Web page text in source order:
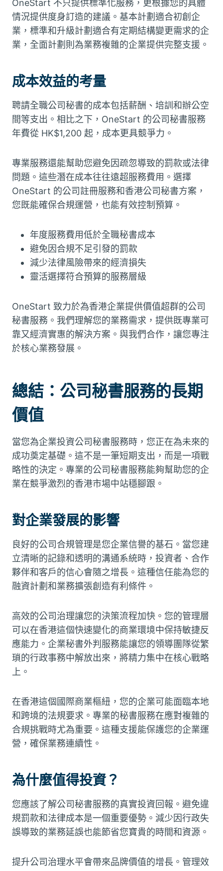
OneStart 不只提供標準化服務，更根據您的具體
情況提供度身訂造的建議。基本計劃適合初創企
業，標準和升級計劃適合有定期結構變更需求的企
業，全面計劃則為業務複雜的企業提供完整支援。
成本效益的考量
聘請全職公司秘書的成本包括薪酬、培訓和辦公空
間等支出。相比之下，OneStart 的公司秘書服務
年費從 HK$1,200 起，成本更具競爭力。
專業服務還能幫助您避免因疏忽導致的罰款或法律
問題。這些潛在成本往往遠超服務費用。選擇
OneStart 的公司註冊服務和香港公司秘書方案，
您既能確保合規運營，也能有效控制預算。
年度服務費用低於全職秘書成本
避免因合規不足引發的罰款
減少法律風險帶來的經濟損失
靈活選擇符合預算的服務層級
OneStart 致力於為香港企業提供價值超群的公司
秘書服務。我們理解您的業務需求，提供既專業可
靠又經濟實惠的解決方案。與我們合作，讓您專注
於核心業務發展。
總結：公司秘書服務的長期
價值
當您為企業投資公司秘書服務時，您正在為未來的
成功奠定基礎。這不是一筆短期支出，而是一項戰
略性的決定。專業的公司秘書服務能夠幫助您的企
業在競爭激烈的香港市場中站穩腳跟。
對企業發展的影響
良好的公司合規管理是您企業信譽的基石。當您建
立清晰的記錄和透明的溝通系統時，投資者、合作
夥伴和客戶的信心會隨之增長。這種信任能為您的
融資計劃和業務擴張創造有利條件。
高效的公司治理讓您的決策流程加快。您的管理層
可以在香港這個快速變化的商業環境中保持敏捷反
應能力。企業秘書外判服務能讓您的領導團隊從繁
瑣的行政事務中解放出來，將精力集中在核心戰略
上。
在香港這個國際商業樞紐，您的企業可能面臨本地
和跨境的法規要求。專業的秘書服務在應對複雜的
合規挑戰時尤為重要。這種支援能保護您的企業運
營，確保業務連續性。
為什麼值得投資？
您應該了解公司秘書服務的真實投資回報。避免違
規罰款和法律成本是一個重要優勢。減少因行政失
誤導致的業務延誤也能節省您寶貴的時間和資源。
提升公司治理水平會帶來品牌價值的增長。管理效